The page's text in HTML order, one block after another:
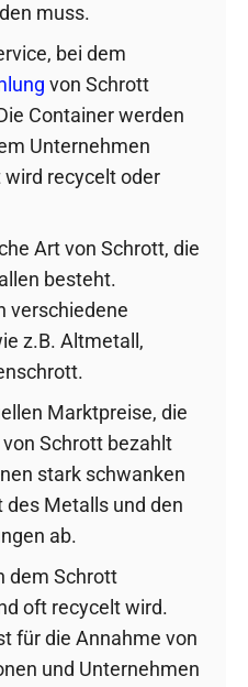
muss.
bei dem
von Schrott
Container werden
Unternehmen
recycelt oder
Art von Schrott, die
besteht.
verschiedene
z.B. Altmetall,
Marktpreise, die
Schrott bezahlt
stark schwanken
des Metalls und den
ab.
dem Schrott
oft recycelt wird.
für die Annahme von
und Unternehmen